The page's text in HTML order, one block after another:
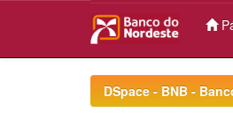
DSpace - BNB -